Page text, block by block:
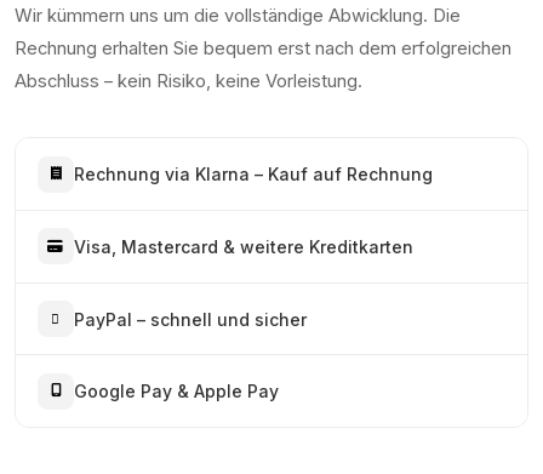
Wir kümmern uns um die vollständige Abwicklung. Die
Rechnung erhalten Sie bequem erst nach dem erfolgreichen
Abschluss – kein Risiko, keine Vorleistung.
Rechnung via Klarna – Kauf auf Rechnung
Visa, Mastercard & weitere Kreditkarten
PayPal – schnell und sicher
Google Pay & Apple Pay